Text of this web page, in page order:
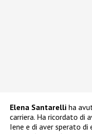
Elena Santarelli ha
carriera. Ha ricordato di
Iene e di aver sperato